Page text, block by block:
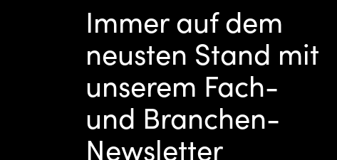
Immer auf dem
neusten Stand mit
unserem Fach-
und Branchen-
Newsletter